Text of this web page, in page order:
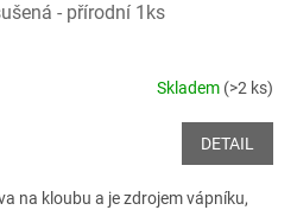
- přírodní 1ks
Skladem (>2 ks)
DETAIL
na kloubu a je zdrojem vápníku,